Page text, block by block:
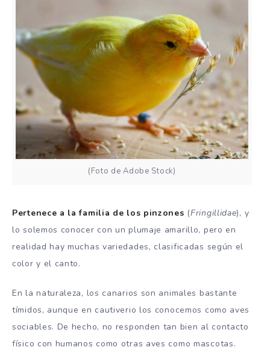
(Foto de Adobe Stock)
Pertenece a la familia de los pinzones (Fringillidae), y
lo solemos conocer con un plumaje amarillo, pero en
realidad hay muchas variedades, clasificadas según el
color y el canto.
En la naturaleza, los canarios son animales bastante
tímidos, aunque en cautiverio los conocemos como aves
sociables. De hecho, no responden tan bien al contacto
físico con humanos como otras aves como mascotas.